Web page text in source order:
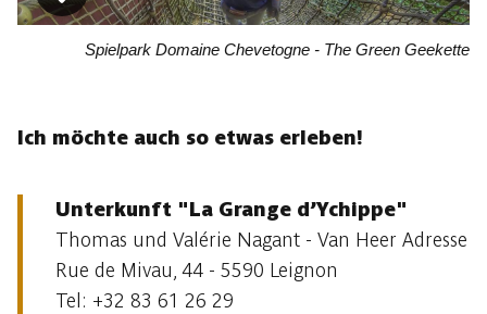
Spielpark Domaine Chevetogne - The Green Geekette
Ich möchte auch so etwas erleben!
Unterkunft "La Grange d’Ychippe"
Thomas und Valérie Nagant - Van Heer Adresse
Rue de Mivau, 44 - 5590 Leignon
Tel: +32 83 61 26 29